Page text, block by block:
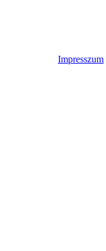
Impresszum